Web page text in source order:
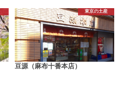
東京の土産
豆源（麻布十番本店）